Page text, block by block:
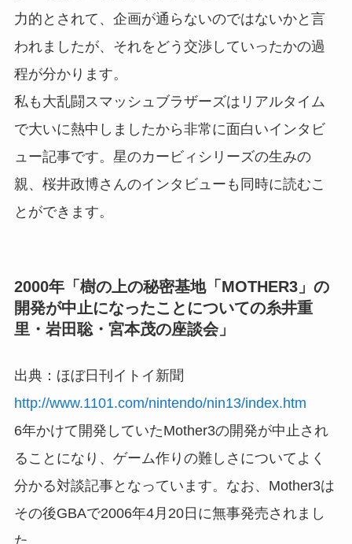
力的とされて、企画が通らないのではないかと言
われましたが、それをどう交渉していったかの過
程が分かります。
私も大乱闘スマッシュブラザーズはリアルタイム
で大いに熱中しましたから非常に面白いインタビ
ュー記事です。星のカービィシリーズの生みの
親、桜井政博さんのインタビューも同時に読むこ
とができます。
2000年「樹の上の秘密基地「MOTHER3」の
開発が中止になったことについての糸井重
里・岩田聡・宮本茂の座談会」
出典：ほぼ日刊イトイ新聞
http://www.1101.com/nintendo/nin13/index.htm
6年かけて開発していたMother3の開発が中止され
ることになり、ゲーム作りの難しさについてよく
分かる対談記事となっています。なお、Mother3は
その後GBAで2006年4月20日に無事発売されまし
た。